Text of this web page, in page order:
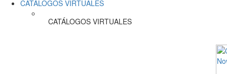
CATÁLOGOS VIRTUALES
CATÁLOGOS VIRTUALES